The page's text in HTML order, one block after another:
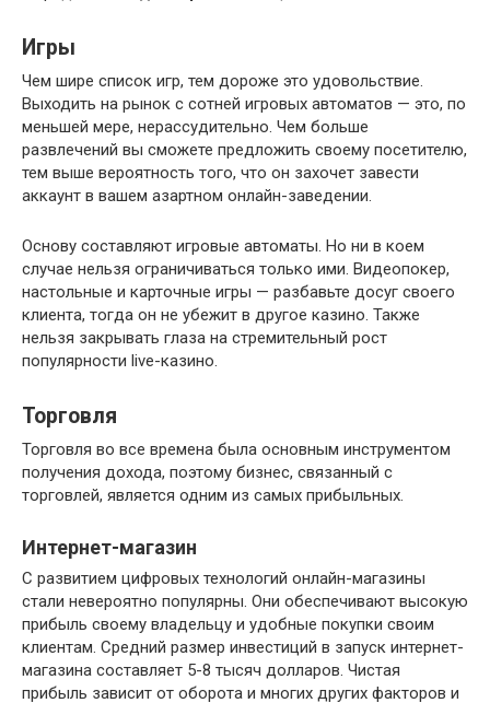
Игры
Чем шире список игр, тем дороже это удовольствие.
Выходить на рынок с сотней игровых автоматов — это, по
меньшей мере, нерассудительно. Чем больше
развлечений вы сможете предложить своему посетителю,
тем выше вероятность того, что он захочет завести
аккаунт в вашем азартном онлайн-заведении.
Основу составляют игровые автоматы. Но ни в коем
случае нельзя ограничиваться только ими. Видеопокер,
настольные и карточные игры — разбавьте досуг своего
клиента, тогда он не убежит в другое казино. Также
нельзя закрывать глаза на стремительный рост
популярности live-казино.
Торговля
Торговля во все времена была основным инструментом
получения дохода, поэтому бизнес, связанный с
торговлей, является одним из самых прибыльных.
Интернет-магазин
С развитием цифровых технологий онлайн-магазины
стали невероятно популярны. Они обеспечивают высокую
прибыль своему владельцу и удобные покупки своим
клиентам. Средний размер инвестиций в запуск интернет-
магазина составляет 5-8 тысяч долларов. Чистая
прибыль зависит от оборота и многих других факторов и